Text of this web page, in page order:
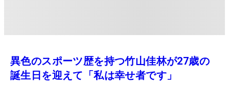
異色のスポーツ歴を持つ竹山佳林が27歳の
誕生日を迎えて「私は幸せ者です」